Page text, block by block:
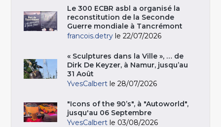
Le 300 ECBR asbl a organisé la
reconstitution de la Seconde
Guerre mondiale à Tancrémont
francois.detry le 22/07/2026
« Sculptures dans la Ville », … de
Dirk De Keyzer, à Namur, jusqu’au
31 Août
YvesCalbert le 28/07/2026
"Icons of the 90’s", à "Autoworld",
jusqu'au 06 Septembre
YvesCalbert le 03/08/2026